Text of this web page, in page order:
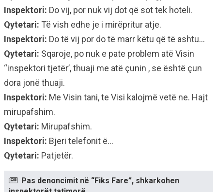
Inspektori: Do vij, por nuk vij dot që sot tek hoteli.
Qytetari: Të vish edhe je i mirëpritur atje.
Inspektori: Do të vij por do të marr këtu që të ashtu…
Qytetari: Sqaroje, po nuk e pate problem atë Visin
“inspektori tjetër’, thuaji me atë çunin , se është çun
dora jonë thuaji.
Inspektori: Me Visin tani, te Visi kalojmë vetë ne. Hajt
mirupafshim.
Qytetari: Mirupafshim.
Inspektori: Bjeri telefonit ë…
Qytetari: Patjetër.
Pas denoncimit në “Fiks Fare”, shkarkohen